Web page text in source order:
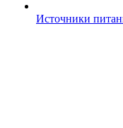
Источники